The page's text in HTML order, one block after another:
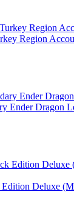
Region
Ender Dragon
Deluxe